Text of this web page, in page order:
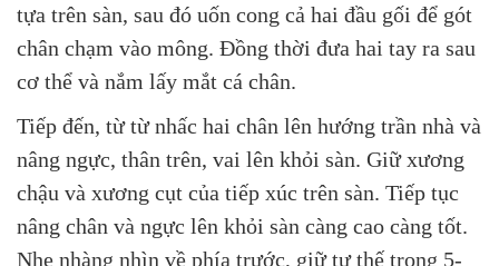
tựa trên sàn, sau đó uốn cong cả hai đầu gối để gót
chân chạm vào mông. Đồng thời đưa hai tay ra sau
cơ thể và nắm lấy mắt cá chân.
Tiếp đến, từ từ nhấc hai chân lên hướng trần nhà và
nâng ngực, thân trên, vai lên khỏi sàn. Giữ xương
chậu và xương cụt của tiếp xúc trên sàn. Tiếp tục
nâng chân và ngực lên khỏi sàn càng cao càng tốt.
Nhẹ nhàng nhìn về phía trước, giữ tư thế trong 5-